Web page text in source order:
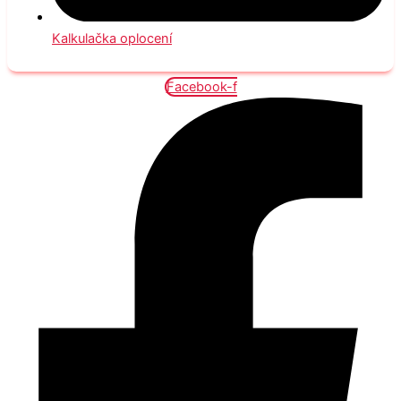
Kalkulačka oplocení
Facebook-f